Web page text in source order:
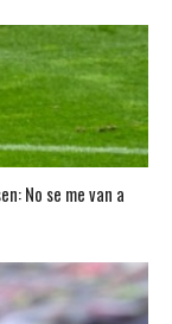
No se me van a